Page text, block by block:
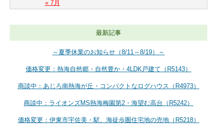
« 7月
最新記事
～夏季休業のお知らせ（8/11～8/19）～
価格変更：熱海自然郷・自然豊か・4LDK戸建て（R5143）
商談中：あじろ南熱海が丘・コンパクトなログハウス（R4973）
商談中：ライオンズMS熱海梅園第2・海望む高台（R5242）
価格変更：伊東市宇佐美・駅、海徒歩圏住宅地の売地（R5218）